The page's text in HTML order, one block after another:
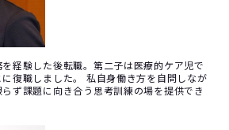
経験した後転職。第二子は医療的ケア児で
復職しました。 私自身働き方を自問しなが
ず課題に向き合う思考訓練の場を提供でき